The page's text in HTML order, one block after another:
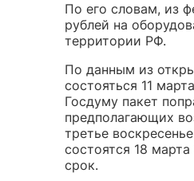
По его словам, из
рублей на
территории РФ.
По данным из
состояться 11
Госдуму пакет
предполагающих
третье
состоятся 18
срок.